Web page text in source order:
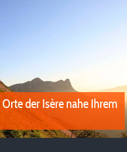
und Chartreuse-Gebirge
Urlaub in der Natur? Die
Portes de Savoie und dem
Gebirge erwarten Sie.
der Isère nahe Ihrem